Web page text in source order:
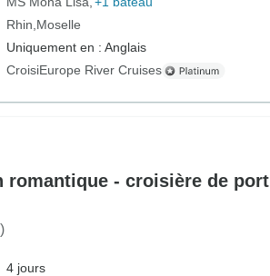
Rhin Moselle
Uniquement en : Anglais
CroisiEurope River Cruises
romantique - croisière de port
4 jours